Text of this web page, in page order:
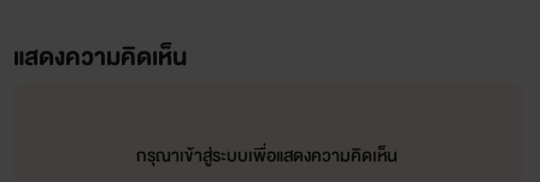
แสดงความคิดเห็น
กรุณาเข้าสู่ระบบเพื่อแสดงความคิดเห็น